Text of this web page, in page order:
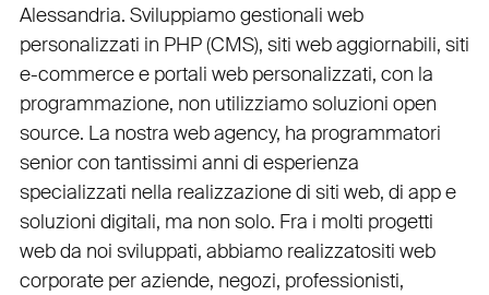
Alessandria. Sviluppiamogestionali web
personalizzati in PHP(CMS), siti web aggiornabili, siti
e-commercee portali web personalizzati, con la
programmazione, non utilizziamo soluzioni open
source. La nostra web agency, ha programmatori
senior con tantissimi anni di esperienza
specializzati nella realizzazione di siti web, di app e
soluzioni digitali, ma non solo. Fra i molti progetti
web da noi sviluppati, abbiamo realizzatositi web
corporateperaziende, negozi, professionisti,